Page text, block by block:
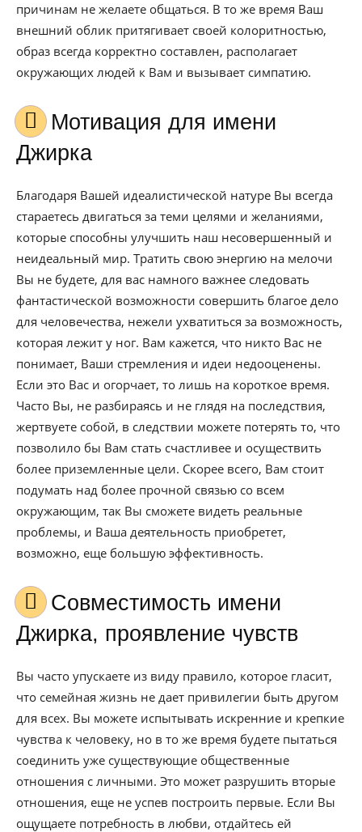
причинам не желаете общаться. В то же время Ваш
внешний облик притягивает своей колоритностью,
образ всегда корректно составлен, располагает
окружающих людей к Вам и вызывает симпатию.
Мотивация для имени
Джирка
Благодаря Вашей идеалистической натуре Вы всегда
стараетесь двигаться за теми целями и желаниями,
которые способны улучшить наш несовершенный и
неидеальный мир. Тратить свою энергию на мелочи
Вы не будете, для вас намного важнее следовать
фантастической возможности совершить благое дело
для человечества, нежели ухватиться за возможность,
которая лежит у ног. Вам кажется, что никто Вас не
понимает, Ваши стремления и идеи недооценены.
Если это Вас и огорчает, то лишь на короткое время.
Часто Вы, не разбираясь и не глядя на последствия,
жертвуете собой, в следствии можете потерять то, что
позволило бы Вам стать счастливее и осуществить
более приземленные цели. Скорее всего, Вам стоит
подумать над более прочной связью со всем
окружающим, так Вы сможете видеть реальные
проблемы, и Ваша деятельность приобретет,
возможно, еще большую эффективность.
Совместимость имени
Джирка, проявление чувств
Вы часто упускаете из виду правило, которое гласит,
что семейная жизнь не дает привилегии быть другом
для всех. Вы можете испытывать искренние и крепкие
чувства к человеку, но в то же время будете пытаться
соединить уже существующие общественные
отношения с личными. Это может разрушить вторые
отношения, еще не успев построить первые. Если Вы
ощущаете потребность в любви, отдайтесь ей